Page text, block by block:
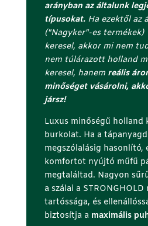
arányban az általunk
típusokat. Ha ezektől az
("Nagyker"-es
keresel, akkor mi nem
nem túlárazott holland
keresel, hanem reális
minőséget vásárolni,
jársz!
Luxus minőségű holland
burkolat. Ha a
megszólalásig hasonlító,
komfortot nyújtó műfű
megtaláltad. Nagyon
a szálai a STRONGHOLD
tartóssága, és
biztosítja a maximális